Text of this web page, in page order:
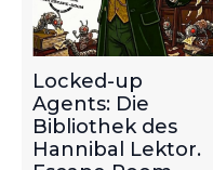
Locked-up
Agents: Die
Bibliothek des
Hannibal Lektor.